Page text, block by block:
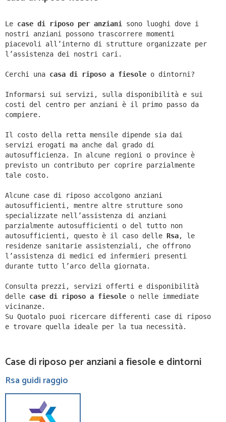
Le case di riposo per anziani sono luoghi dove i
nostri anziani possono trascorrere momenti
piacevoli all’interno di strutture organizzate per
l’assistenza dei nostri cari.
Cerchi una casa di riposo a fiesole o dintorni?
Informarsi sui servizi, sulla disponibilità e sui
costi del centro per anziani è il primo passo da
compiere.
Il costo della retta mensile dipende sia dai
servizi erogati ma anche dal grado di
autosufficienza. In alcune regioni o province è
previsto un contributo per coprire parzialmente
tale costo.
Alcune case di riposo accolgono anziani
autosufficienti, mentre altre strutture sono
specializzate nell’assistenza di anziani
parzialmente autosufficienti o del tutto non
autosufficienti, questo è il caso delle Rsa, le
residenze sanitarie assistenziali, che offrono
l’assistenza di medici ed infermieri presenti
durante tutto l’arco della giornata.
Consulta prezzi, servizi offerti e disponibilità
delle case di riposo a fiesole o nelle immediate
vicinanze.
Su Quotalo puoi ricercare differenti case di riposo
e trovare quella ideale per la tua necessità.
Case di riposo per anziani a fiesole e dintorni
Rsa guidi raggio